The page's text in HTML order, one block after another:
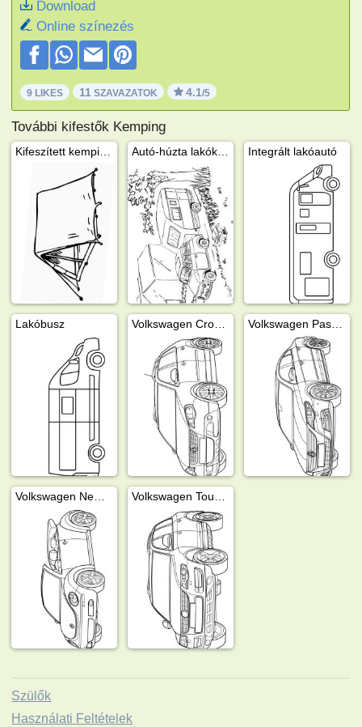
Download
Online színezés
9 LIKES 11 SZAVAZATOK 4.1/5
További kifestők Kemping
Integrált lakóautó
Lakóbusz
Szülők
Használati Feltételek